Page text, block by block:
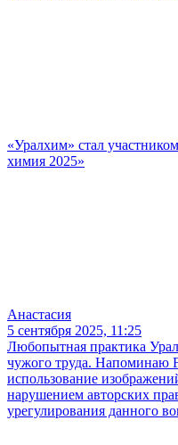
«Уралхим» стал
химия 2025»
Анастасия
5 сентября 2025, 11:25
Любопытная практика
чужого труда. Напоминаю
использование
нарушением авторских
урегулирования данного